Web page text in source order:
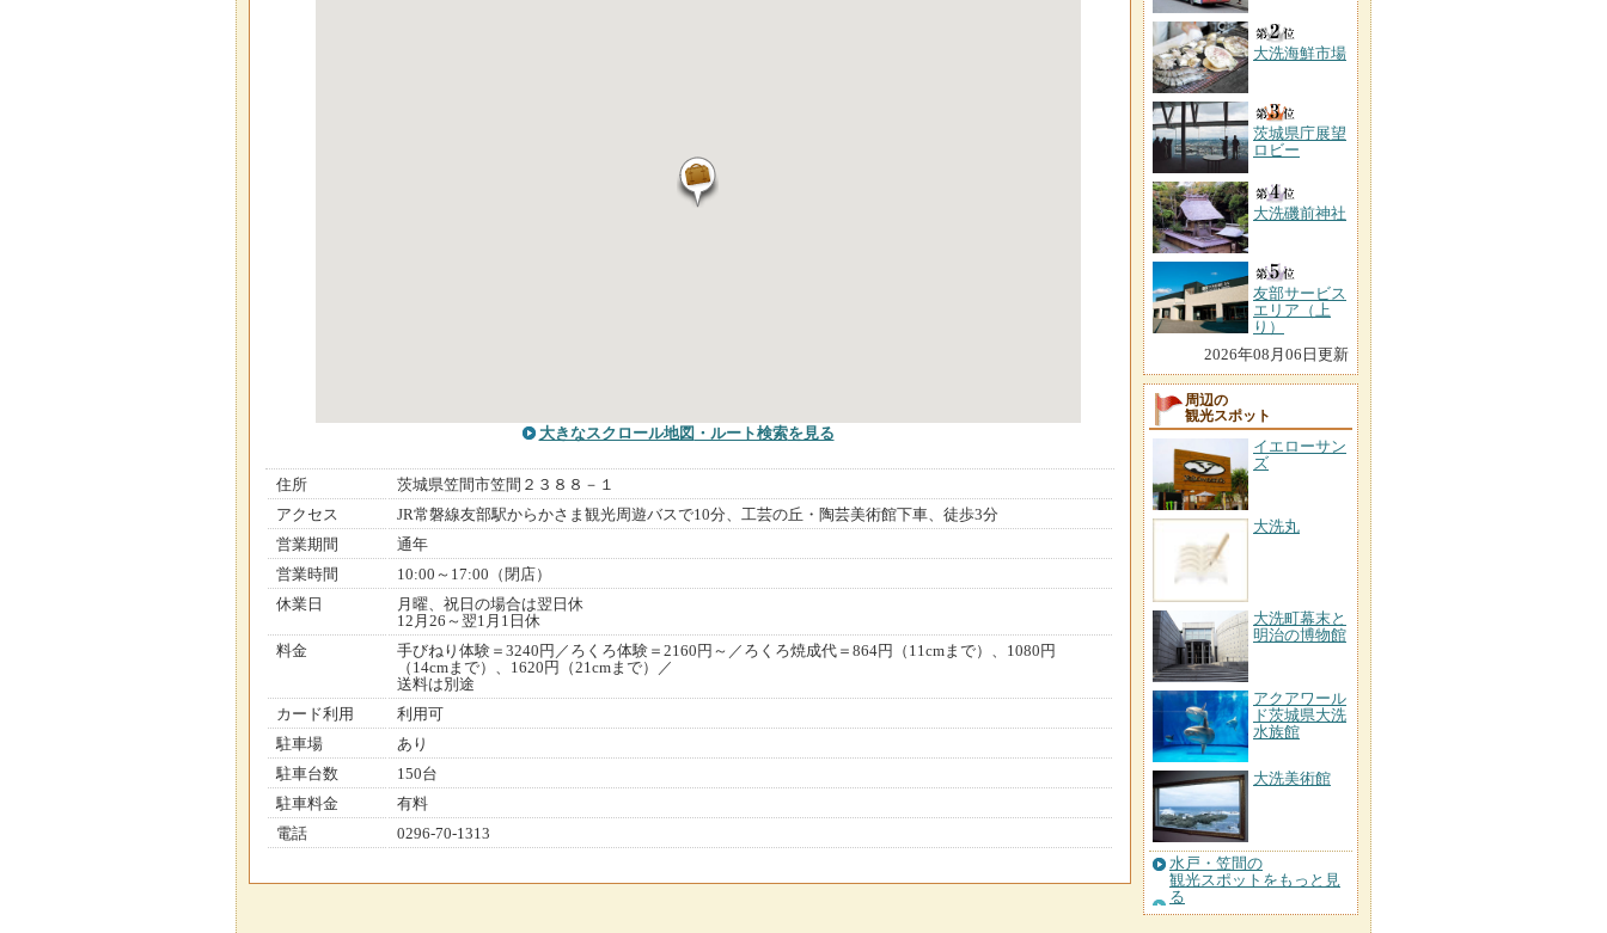
大きなスクロール地図 ・ルート検索を見る
住所
茨城県笠間市笠間２３８８－１
アクセス
JR常磐線友部駅からかさま観光周遊バスで10分、工芸の丘・陶芸美術館下車、徒歩3分
営業期間
通年
営業時間
10:00～17:00（閉店）
休業日
月曜、祝日の場合は翌日休
12月26～翌1月1日休
料金
手びねり体験＝3240円／ろくろ体験＝2160円～／ろくろ焼成代＝864円（11cmまで）、1080円
（14cmまで）、1620円（21cmまで）／
送料は別途
カード利用
利用可
駐車場
あり
駐車台数
150台
駐車料金
有料
電話
0296-70-1313
大洗海鮮市場
茨城県庁展望
ロビー
大洗磯前神社
友部サービス
エリア（上
り）
2026年08月06日更新
周辺の
観光スポット
イエローサン
ズ
大洗丸
大洗町幕末と
明治の博物館
アクアワール
ド茨城県大洗
水族館
大洗美術館
水戸・笠間の
観光スポットをもっと見
る